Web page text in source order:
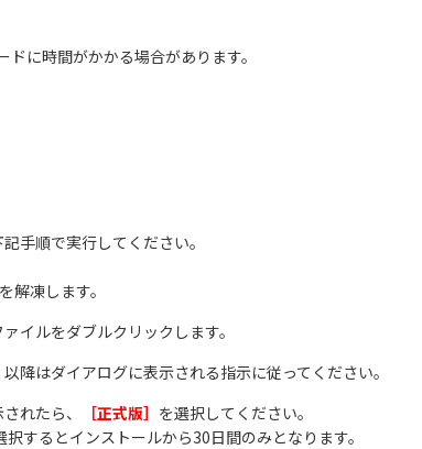
に時間がかかる場合があります。
手順で実行してください。
解凍します。
イルをダブルクリックします。
降はダイアログに表示される指示に従ってください。
れたら、
［正式版］ を選択してください。
するとインストールから30日間のみとなります。